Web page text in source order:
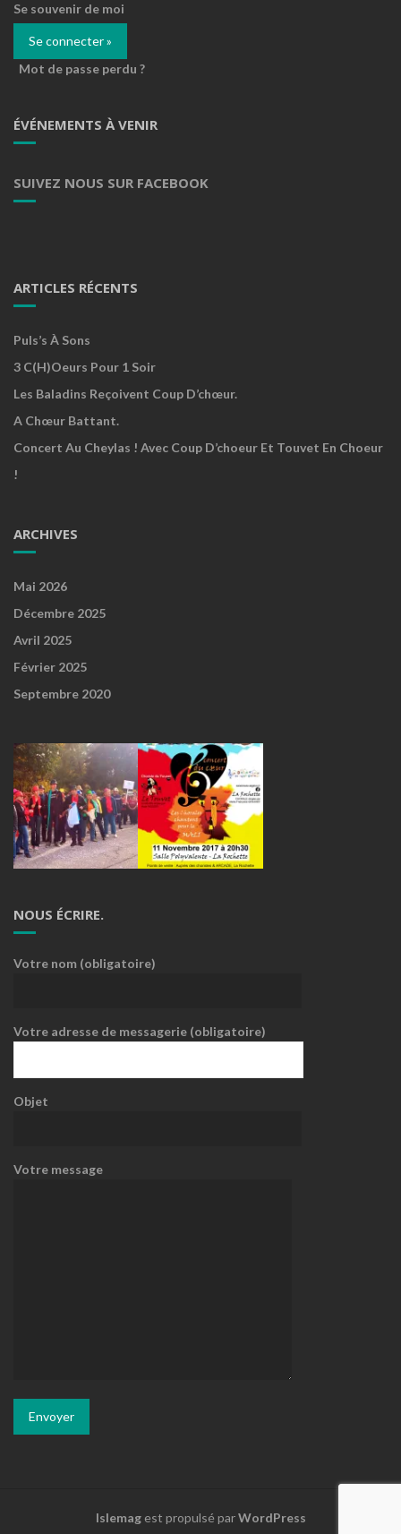
Se souvenir de moi
Mot de passe perdu ?
ÉVÉNEMENTS À VENIR
SUIVEZ NOUS SUR FACEBOOK
ARTICLES RÉCENTS
Puls’s À Sons
3 C(h)oeurs Pour 1 Soir
Les Baladins Reçoivent Coup D’chœur.
A Chœur Battant.
Concert Au Cheylas ! Avec Coup D’choeur Et Touvet En Choeur
!
ARCHIVES
Mai 2026
Décembre 2025
Avril 2025
Février 2025
Septembre 2020
NOUS ÉCRIRE.
Votre nom (obligatoire)
Votre adresse de messagerie (obligatoire)
Objet
Votre message
Islemagest propulsé parWordPress